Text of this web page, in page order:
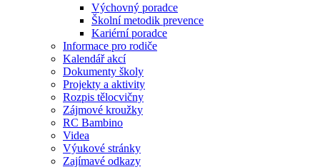
Výchovný poradce
Školní metodik prevence
Kariérní poradce
Informace pro rodiče
Kalendář akcí
Dokumenty školy
Projekty a aktivity
Rozpis tělocvičny
Zájmové kroužky
RC Bambino
Videa
Výukové stránky
Zajímavé odkazy